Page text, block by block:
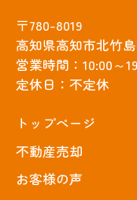
〒780-8019
高知県高知市北竹
営業時間：10:00～
定休日：不定休
トップぺージ
不動産売却
お客様の声